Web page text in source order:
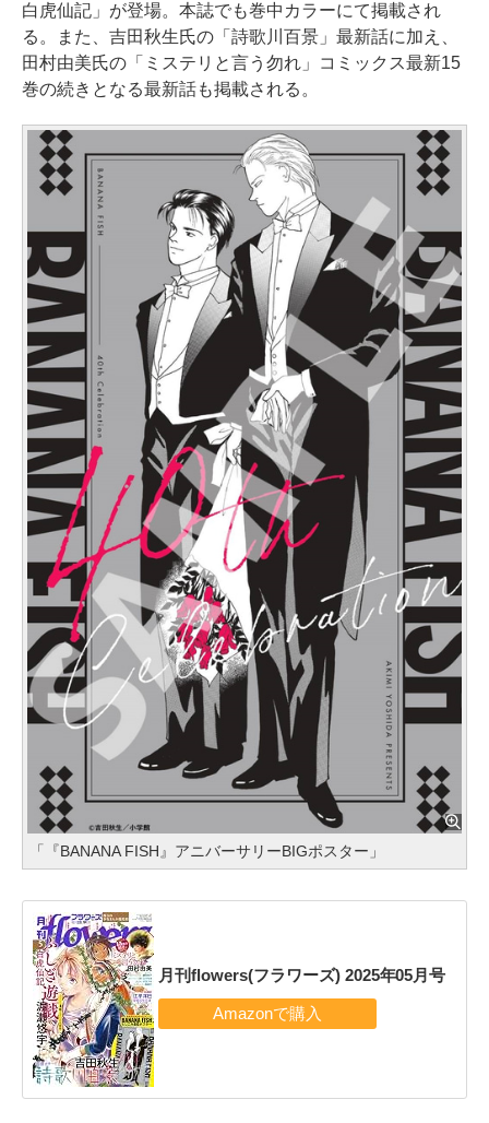
白虎仙記」が登場。本誌でも巻中カラーにて掲載され
る。また、吉田秋生氏の「詩歌川百景」最新話に加え、
田村由美氏の「ミステリと言う勿れ」コミックス最新15
巻の続きとなる最新話も掲載される。
「『BANANA FISH』アニバーサリーBIGポスター」
月刊flowers(フラワーズ) 2025年05月号